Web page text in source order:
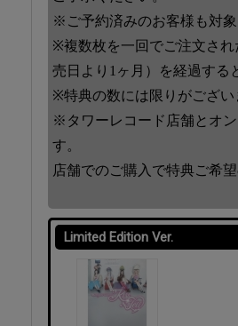
※ご予約済みのお客様も対象
※複数枚を一回でご注文さ
売日より1ヶ月）を経過する
※特典の数には限りがござ
※タワーレコード店舗とオ
す。
店舗でのご購入で特典ご希
Limited Edition Ver.